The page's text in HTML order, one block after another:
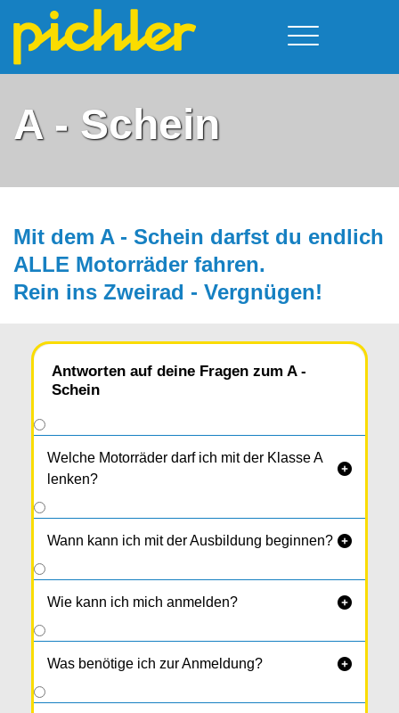
Moped
A - Scheine + Code 111
BE - Schein + Code 96
F - Schein
Team
Kursorte
Walding
Kontakt
A - Schein
Mit dem A - Schein darfst du endlich
ALLE Motorräder fah­ren.
Rein ins Zweirad - Vergnügen!
Antworten auf deine Fragen zum A -
Schein
Welche Motorräder darf ich mit der Klasse A
lenken?

Wann kann ich mit der Ausbildung beginnen? 
Wie kann ich mich anmelden? 
Was benötige ich zur Anmeldung? 